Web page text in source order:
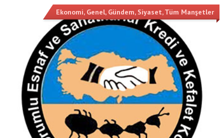
Ekonomi, Genel, Gündem, Siyaset,Tüm Manşetler